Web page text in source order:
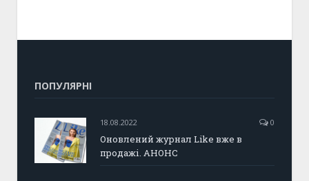
ПОПУЛЯРНІ
18.08.2022 0
Оновлений журнал Like вже в
продажі. АНОНС